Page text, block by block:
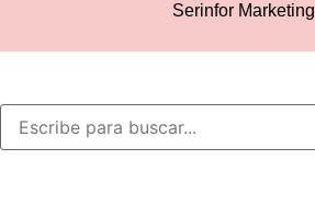
Serinfor Marketing